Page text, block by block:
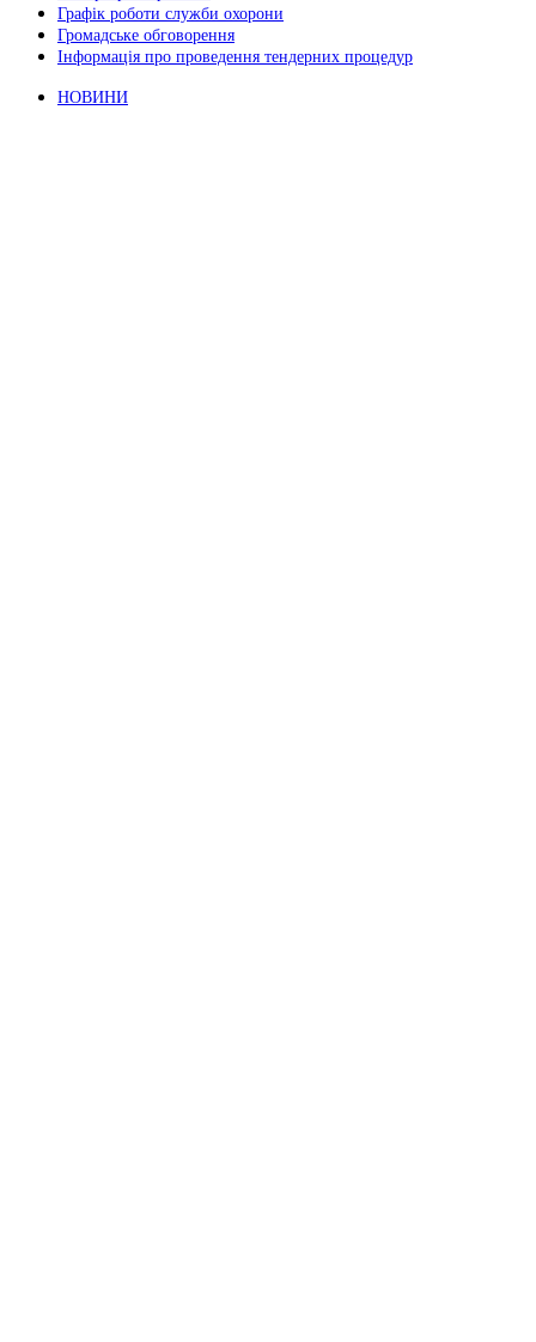
Графік роботи служби охорони
Громадське обговорення
Інформація про проведення тендерних процедур
НОВИНИ